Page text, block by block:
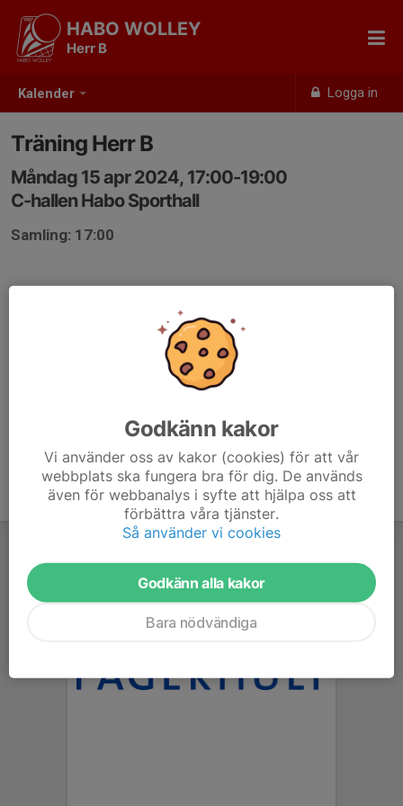
Kalender Logga in
HABO WOLLEY
Herr B
Träning Herr B
Måndag 15 apr 2024, 17:00-19:00
C-hallen Habo Sporthall
Samling: 17:00
Godkänn kakor
Vi använder oss av kakor (cookies) för att vår
webbplats ska fungera bra för dig. De används
även för webbanalys i syfte att hjälpa oss att
förbättra våra tjänster.
Så använder vi cookies
Godkänn alla kakor
Bara nödvändiga